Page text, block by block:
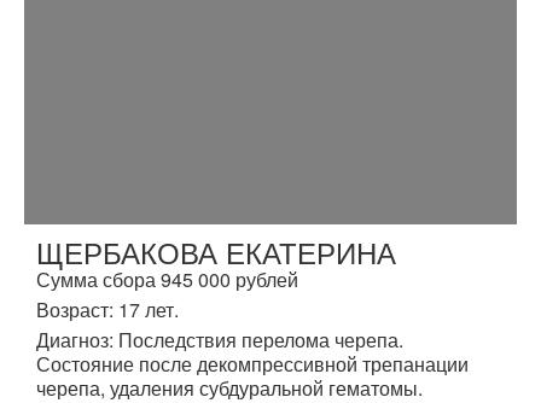
ЩЕРБАКОВА ЕКАТЕРИНА
Сумма сбора 945 000 рублей
Возраст: 17 лет.
Диагноз: Последствия перелома черепа.
Состояние после декомпрессивной трепанации
черепа, удаления субдуральной гематомы.